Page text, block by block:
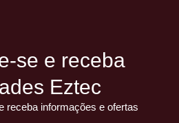
se e receba
Eztec
receba informações e ofertas